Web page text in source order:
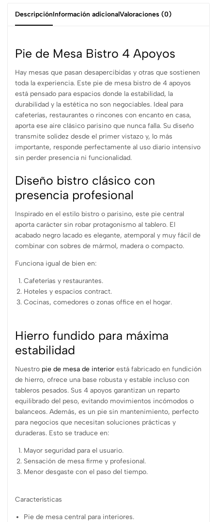
DescripciónInformación adicionalValoraciones (0)
Pie de Mesa Bistro 4 Apoyos
Hay mesas que pasan desapercibidas y otras que sostienen
toda la experiencia. Este pie de mesa bistro de 4 apoyos
está pensado para espacios donde la estabilidad, la
durabilidad y la estética no son negociables. Ideal para
cafeterías, restaurantes o rincones con encanto en casa,
aporta ese aire clásico parisino que nunca falla. Su diseño
transmite solidez desde el primer vistazo y, lo más
importante, responde perfectamente al uso diario intensivo
sin perder presencia ni funcionalidad.
Diseño bistro clásico con
presencia profesional
Inspirado en el estilo bistro o parisino, este pie central
aporta carácter sin robar protagonismo al tablero. El
acabado negro lacado es elegante, atemporal y muy fácil de
combinar con sobres de mármol, madera o compacto.
Funciona igual de bien en:
Cafeterías y restaurantes.
Hoteles y espacios contract.
Cocinas, comedores o zonas office en el hogar.
Hierro fundido para máxima
estabilidad
Nuestro pie de mesa de interior está fabricado en fundición
de hierro, ofrece una base robusta y estable incluso con
tableros pesados. Sus 4 apoyos garantizan un reparto
equilibrado del peso, evitando movimientos incómodos o
balanceos. Además, es un pie sin mantenimiento, perfecto
para negocios que necesitan soluciones prácticas y
duraderas. Esto se traduce en:
Mayor seguridad para el usuario.
Sensación de mesa firme y profesional.
Menor desgaste con el paso del tiempo.
Características
Pie de mesa central para interiores.